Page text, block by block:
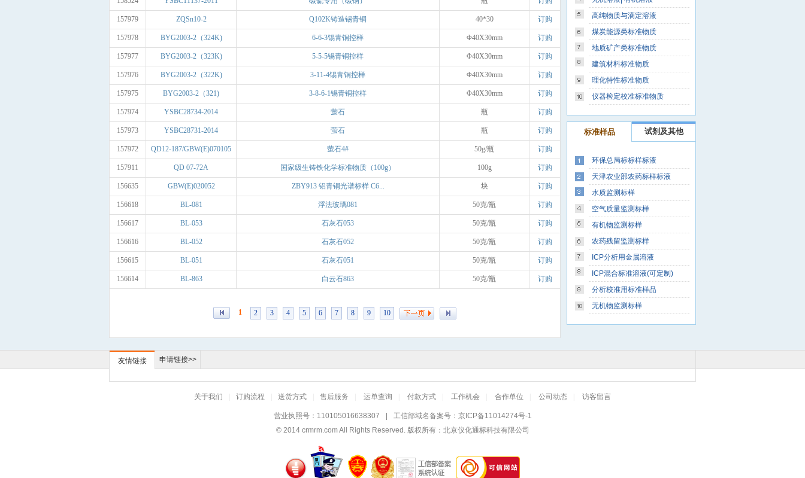
157979 ZQSn10-2 Q102K铸造锡青铜 40*30 订购
157978 BYG2003-2（324K) 6-6-3锡青铜控样 Φ40X30mm 订购
157977 BYG2003-2（323K) 5-5-5锡青铜控样 Φ40X30mm 订购
157976 BYG2003-2（322K) 3-11-4锡青铜控样 Φ40X30mm 订购
157975 BYG2003-2（321) 3-8-6-1锡青铜控样 Φ40X30mm 订购
157974 YSBC28734-2014 萤石 瓶 订购
157973 YSBC28731-2014 萤石 瓶 订购
157972 QD12-187/GBW(E)070105 萤石4# 50g/瓶 订购
157911 QD 07-72A 国家级生铸铁化学标准物质（100g） 100g 订购
156635 GBW(E)020052 ZBY913 铝青铜光谱标样 C6... 块 订购
156618 BL-081 浮法玻璃081 50克/瓶 订购
156617 BL-053 石灰石053 50克/瓶 订购
156616 BL-052 石灰石052 50克/瓶 订购
156615 BL-051 石灰石051 50克/瓶 订购
156614 BL-863 白云石863 50克/瓶 订购
1 2 3 4 5 6 7 8 9 10
高纯物质与滴定溶液
煤炭能源类标准物质
地质矿产类标准物质
建筑材料标准物质
理化特性标准物质
仪器检定校准标准物质
标准样品 试剂及其他
环保总局标标样标液
天津农业部农药标样标液
水质监测标样
空气质量监测标样
有机物监测标样
农药残留监测标样
ICP分析用金属溶液
ICP混合标准溶液(可定制)
分析校准用标准样品
无机物监测标样
友情链接 申请链接>>
关于我们 订购流程 送货方式 售后服务 运单查询 付款方式 工作机会 合作单位 公司动态 访客留言
营业执照号：110105016638307 工信部域名备案号： 京ICP备11014274号-1
© 2014 crmrm.comAll Rights Reserved. 版权所有：北京仪化通标科技有限公司